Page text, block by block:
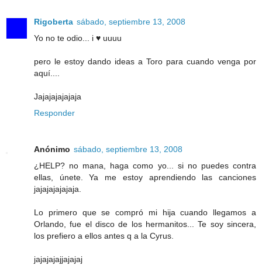
Rigoberta sábado, septiembre 13, 2008
Yo no te odio... i ♥ uuuu
pero le estoy dando ideas a Toro para cuando venga por
aquí....
Jajajajajajaja
Responder
Anónimo sábado, septiembre 13, 2008
¿HELP? no mana, haga como yo... si no puedes contra
ellas, únete. Ya me estoy aprendiendo las canciones
jajajajajajaja.
Lo primero que se compró mi hija cuando llegamos a
Orlando, fue el disco de los hermanitos... Te soy sincera,
los prefiero a ellos antes q a la Cyrus.
jajajajajjajajaj